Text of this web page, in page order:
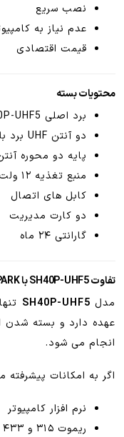
نصب سریع
عدم نیاز به
قیمت اقتصادی
محتویات بسته
برد اصلی SH40P-UHF5
دو آنتن UHF برد بلند
پایه دو محوره
منبع تغذیه ۱۲ ولت
کابل های اتصال
دو کارت مدیریت
گارانتی ۲۴ ماه
تفاوت SH40P-UHF5 با 3MA-PARK
مدل SH40P-UHF5
عهده دارد و بسته شدن
انجام می شود.
اگر به امکانات پیشرفته
نرم افزار کامپیوتر
ریموت ۳۱۵ و ۴۳۳